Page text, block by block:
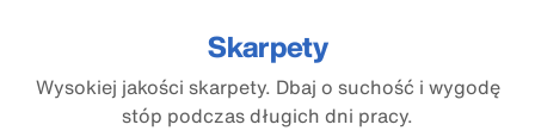
Skarpety
Wysokiej jakości skarpety. Dbaj o suchość i wygodę
stóp podczas długich dni pracy.